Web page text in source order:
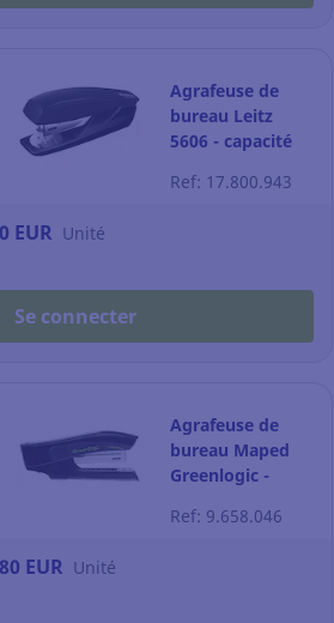
Agrafeuse de
bureau Leitz
5606 - capacité
Ref: 17.800.943
EUR Unité
Se connecter
Agrafeuse de
bureau Maped
Greenlogic -
feuilles - noire
Ref: 9.658.046
EUR Unité